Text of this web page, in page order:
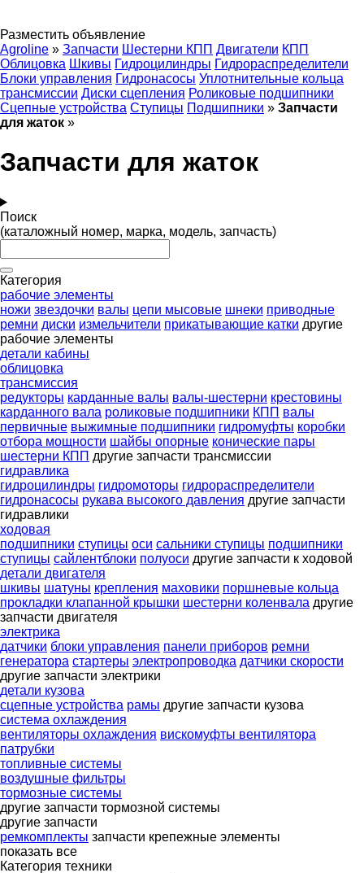
Разместить объявление
Agroline » Запчасти Шестерни КПП Двигатели КПП
Облицовка Шкивы Гидроцилиндры Гидрораспределители
Блоки управления Гидронасосы Уплотнительные кольца
трансмиссии Диски сцепления Роликовые подшипники
Сцепные устройства Ступицы Подшипники » Запчасти
для жаток »
Запчасти для жаток
Поиск
(каталожный номер, марка, модель, запчасть)
Категория
рабочие элементы
ножи звездочки валы цепи мысовые шнеки приводные
ремни диски измельчители прикатывающие катки другие
рабочие элементы
детали кабины
облицовка
трансмиссия
редукторы карданные валы валы-шестерни крестовины
карданного вала роликовые подшипники КПП валы
первичные выжимные подшипники гидромуфты коробки
отбора мощности шайбы опорные конические пары
шестерни КПП другие запчасти трансмиссии
гидравлика
гидроцилиндры гидромоторы гидрораспределители
гидронасосы рукава высокого давления другие запчасти
гидравлики
ходовая
подшипники ступицы оси сальники ступицы подшипники
ступицы сайлентблоки полуоси другие запчасти к ходовой
детали двигателя
шкивы шатуны крепления маховики поршневые кольца
прокладки клапанной крышки шестерни коленвала другие
запчасти двигателя
электрика
датчики блоки управления панели приборов ремни
генератора стартеры электропроводка датчики скорости
другие запчасти электрики
детали кузова
сцепные устройства рамы другие запчасти кузова
система охлаждения
вентиляторы охлаждения вискомуфты вентилятора
патрубки
топливные системы
воздушные фильтры
тормозные системы
другие запчасти тормозной системы
другие запчасти
ремкомплекты запчасти крепежные элементы
показать все
Категория техники